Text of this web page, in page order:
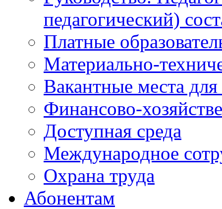
педагогический)
Платные
Материально-
Вакантные места
Финансово-
Доступная среда
Международное
Охрана труда
Абонентам